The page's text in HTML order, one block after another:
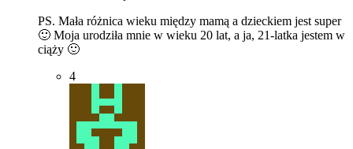
PS. Mała różnica wieku między mamą a dzieckiem jest super
🙂 Moja urodziła mnie w wieku 20 lat, a ja, 21-latka jestem w
ciąży 🙂
4